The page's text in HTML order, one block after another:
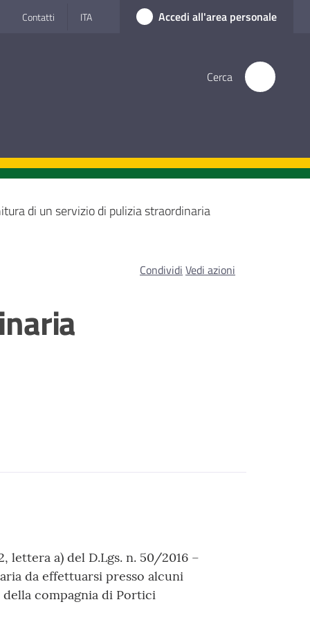
Contatti ITA Accedi all'area personale
Cerca
di un servizio di pulizia straordinaria
Condividi Vedi azioni
lettera a) del D.Lgs. n. 50/2016 –
da effettuarsi presso alcuni
compagnia di Portici